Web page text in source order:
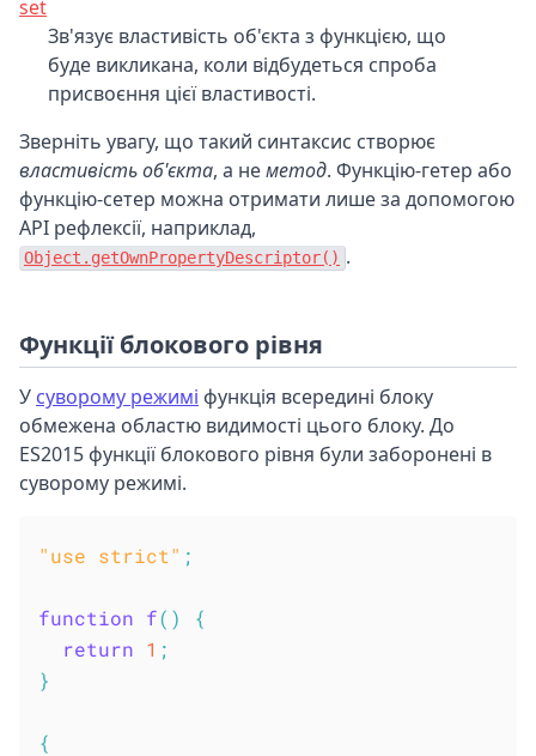
set
Зв'язує властивість об'єкта з функцією, що
буде викликана, коли відбудеться спроба
присвоєння цієї властивості.
Зверніть увагу, що такий синтаксис створює
властивість об'єкта, а неметод. Функцію-гетер або
функцію-сетер можна отримати лише за допомогою
API рефлексії, наприклад,
Object.getOwnPropertyDescriptor() .
Функції блокового рівня
У суворому режимі функція всередині блоку
обмежена областю видимості цього блоку. До
ES2015 функції блокового рівня були заборонені в
суворому режимі.
"use strict" ;
function f( )
{
return 1 ;
}
{